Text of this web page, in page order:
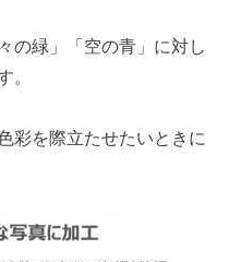
の緑」「空の青」に対し
。
彩を際立たせたいときに